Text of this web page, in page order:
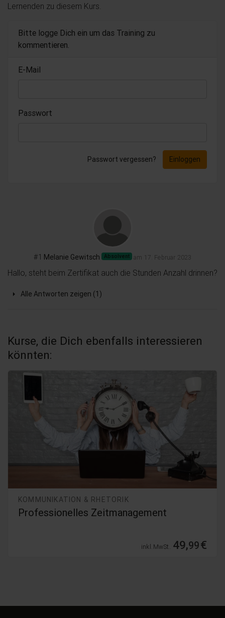
Lernenden zu diesem Kurs.
Bitte logge Dich ein um das Training zu
kommentieren.
E-Mail
Passwort
Passwort vergessen? Einloggen
#1 Melanie Gewitsch Absolvent am 17. Februar 2023
Hallo, steht beim Zertifikat auch die Stunden Anzahl drinnen?
Alle Antworten zeigen (1)
Kurse, die Dich ebenfalls interessieren
könnten:
KOMMUNIKATION & RHETORIK
Professionelles Zeitmanagement
inkl. MwSt. 49,99€